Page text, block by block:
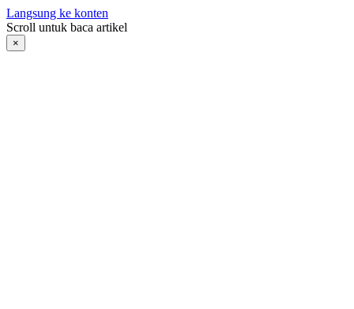
Langsung ke konten
Scroll untuk baca artikel
×